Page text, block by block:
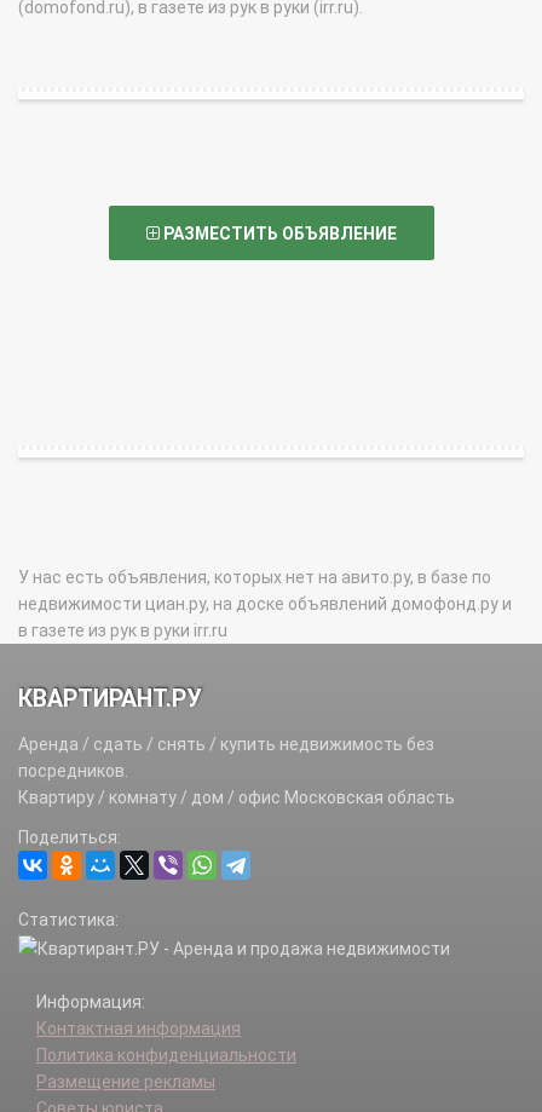
(domofond.ru), в газете из рук в руки (irr.ru).
РАЗМЕСТИТЬ ОБЪЯВЛЕНИЕ
У нас есть объявления, которых нет на авито.ру, в базе по
недвижимости циан.ру, на доске объявлений домофонд.ру и
в газете из рук в руки irr.ru
КВАРТИРАНТ.РУ
Аренда / сдать / снять / купить недвижимость без
посредников.
Квартиру / комнату / дом / офис Московская область
Поделиться:
Статистика:
Информация:
Контактная информация
Политика конфиденциальности
Размещение рекламы
Советы юриста